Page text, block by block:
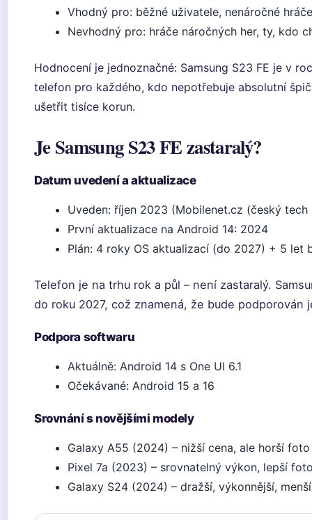
Vhodný pro: běžné uživatele, nenáročné
Nevhodný pro: hráče náročných her, ty, kdo
Hodnocení je jednoznačné: Samsung S23 FE je v
telefon pro každého, kdo nepotřebuje absolutní
ušetřit tisíce korun.
Je Samsung S23 FE zastaralý?
Datum uvedení a aktualizace
Uveden: říjen 2023 (Mobilenet.cz (český
První aktualizace na Android 14: 2024
Plán: 4 roky OS aktualizací (do 2027) + 5 let
Telefon je na trhu rok a půl – není zastaralý.
do roku 2027, což znamená, že bude podporován
Podpora softwaru
Aktuálně: Android 14 s One UI 6.1
Očekávané: Android 15 a 16
Srovnání s novějšími modely
Galaxy A55 (2024) – nižší cena, ale horší
Pixel 7a (2023) – srovnatelný výkon, lepší
Galaxy S24 (2024) – dražší, výkonnější,